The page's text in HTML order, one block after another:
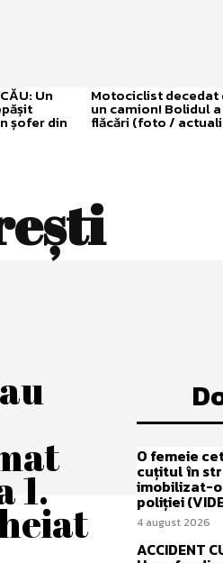
Un
șofer din
Motociclist decedat
un camion! Bolidul
flăcări (foto /
1.
O femeie
cuțitul în
imobilizat-o
poliției
4 august 2026
ACCIDENT